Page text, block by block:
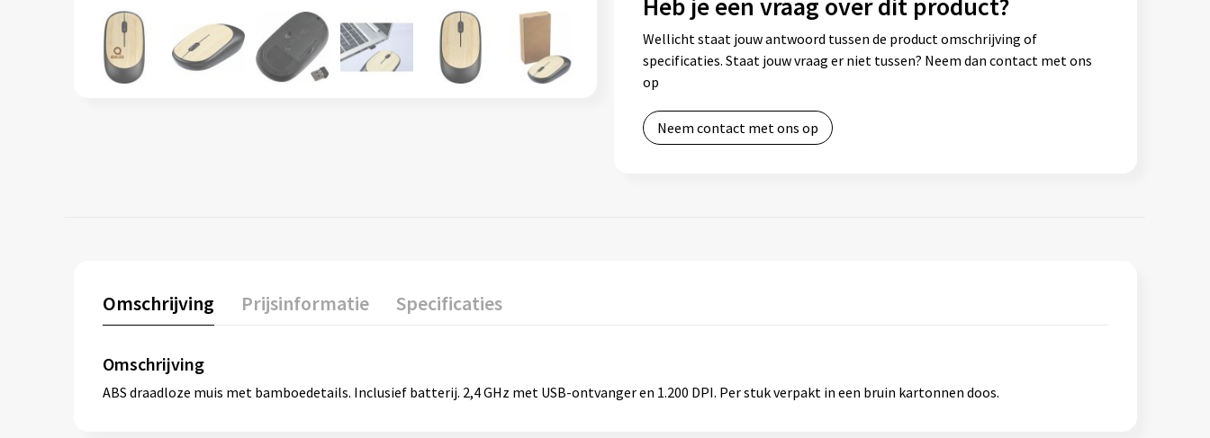
Wellicht staat jouw antwoord tussen de product omschrijving of
specificaties. Staat jouw vraag er niet tussen? Neem dan contact met ons
op
Neem contact met ons op
Omschrijving Prijsinformatie Specificaties
Omschrijving
ABS draadloze muis met bamboedetails. Inclusief batterij. 2,4 GHz met USB-ontvanger en 1.200 DPI. Per stuk verpakt in een bruin kartonnen doos.